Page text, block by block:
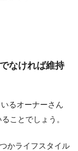
なければ維持
るオーナーさん
ことでしょう。
かライフスタイル